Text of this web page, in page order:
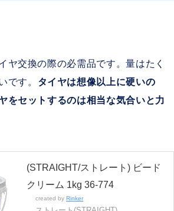
ヤ交換の際の必需品です。量はたく
です。 タイヤは想像以上に硬いの
をセットするのは相当な気合いと力
(STRAIGHT/ストレート) ビード
クリーム 1kg 36-774
created by Rinker